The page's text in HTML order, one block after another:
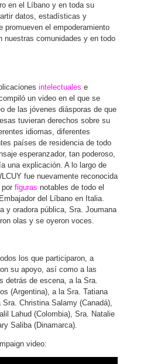
en el Líbano y en toda su
datos, estadísticas y
promueven el empoderamiento
nuestras comunidades y en todo
intelectuales e
un video en el que se
de las jóvenes diásporas de que
tuvieran derechos sobre su
idiomas, diferentes
países de residencia de todo
esperanzador, tan poderoso,
una explicación. A lo largo de
fue nuevamente reconocida
figuras notables de todo el
del Líbano en Italia.
y oradora pública, Sra. Joumana
olas y se oyeron voces.
los que participaron, a
su apoyo, así como a las
detrás de escena, a la Sra.
(Argentina), a la Sra. Tatiana
Christina Salamy (Canadá),
Lahud (Colombia), Sra. Natalie
Saliba (Dinamarca).
video: